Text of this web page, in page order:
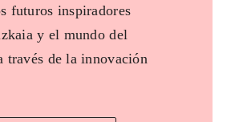
futuros inspiradores
y el mundo del
través de la innovación